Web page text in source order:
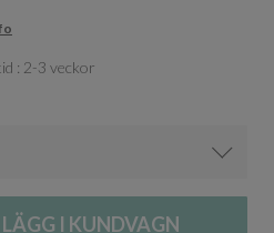
: 2-3 veckor
LÄGG I KUNDVAGN